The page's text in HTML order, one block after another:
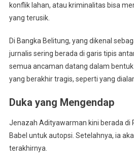
konflik lahan, atau kriminalitas bisa
yang terusik.
Di Bangka Belitung, yang dikenal
jurnalis sering berada di garis tipis
semua ancaman datang dalam
yang berakhir tragis, seperti yang
Duka yang Mengendap
Jenazah Adityawarman kini berada di
Babel untuk autopsi. Setelahnya, ia
terakhirnya.